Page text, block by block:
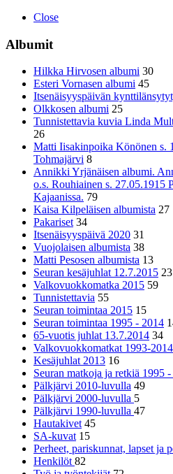
Close
Albumit
Hilkka Hirvosen albumi 30
Esteri Vornasen albumi 45
Itsenäisyyspäivän
Olkkosen albumi 25
Tunnistettavia kuvia Linda
26
Matti Iisakinpoika Könönen s.
Tohmajärvi 8
Annikki Yrjänäisen albumi.
o.s. Rouhiainen s. 27.05.1915
Kajaanissa. 79
Kaisa Kilpeläisen albumista 27
Pakariset 34
Itsenäisyyspäivä 2020 31
Vuojolaisen albumista 38
Matti Pesosen albumista 13
Seuran kesäjuhlat 12.7.2015 23
Valkovuokkomatka 2015 59
Tunnistettavia 55
Seuran toimintaa 2015 15
Seuran toimintaa 1995 - 2014
65-vuotis juhlat 13.7.2014 34
Valkovuokkomatkat 1993-2014
Kesäjuhlat 2013 16
Seuran matkoja ja retkiä 1995
Pälkjärvi 2010-luvulla 49
Pälkjärvi 2000-luvulla 5
Pälkjärvi 1990-luvulla 47
Hautakivet 45
SA-kuvat 15
Perheet, pariskunnat, lapset ja
Henkilöt82